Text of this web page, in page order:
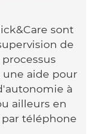
sont
de
aide pour
à
ailleurs en
téléphone